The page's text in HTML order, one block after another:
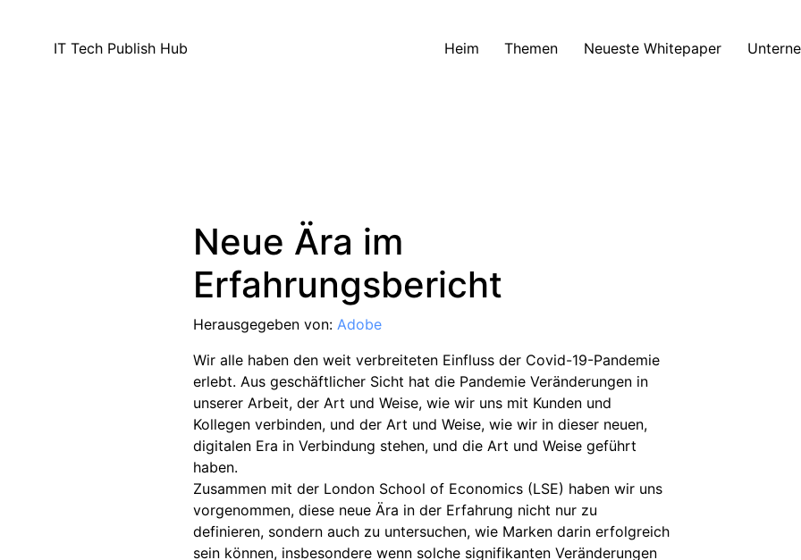
IT Tech Publish Hub Heim Themen Neueste Whitepaper
Neue Ära im
Erfahrungsbericht
Herausgegeben von: Adobe
Wir alle haben den weit verbreiteten Einfluss der Covid-19-Pandemie
erlebt. Aus geschäftlicher Sicht hat die Pandemie Veränderungen in
unserer Arbeit, der Art und Weise, wie wir uns mit Kunden und
Kollegen verbinden, und der Art und Weise, wie wir in dieser neuen,
digitalen Era in Verbindung stehen, und die Art und Weise geführt
haben.
Zusammen mit der London School of Economics (LSE) haben wir uns
vorgenommen, diese neue Ära in der Erfahrung nicht nur zu
definieren, sondern auch zu untersuchen, wie Marken darin erfolgreich
sein können, insbesondere wenn solche signifikanten Veränderungen